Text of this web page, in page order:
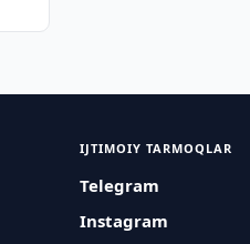
IJTIMOIY TARMOQLAR
Telegram
Instagram